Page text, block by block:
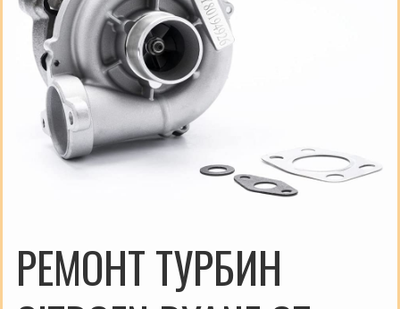
РЕМОНТ ТУРБИН